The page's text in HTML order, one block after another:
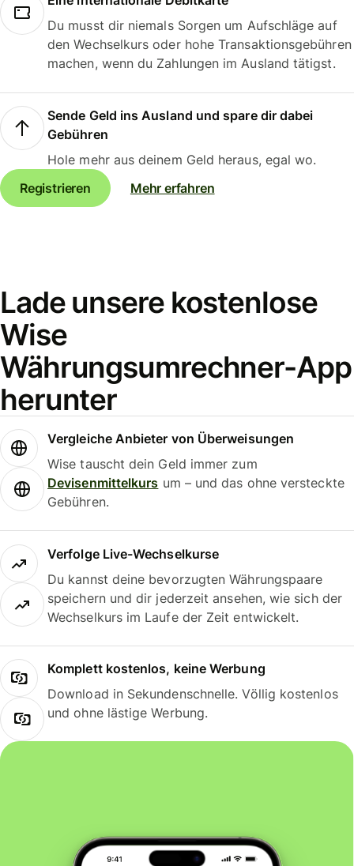
Du musst dir niemals Sorgen um Aufschläge auf
den Wechselkurs oder hohe Transaktionsgebühren
machen, wenn du Zahlungen im Ausland tätigst.
Sende Geld ins Ausland und spare dir dabei
Gebühren
Hole mehr aus deinem Geld heraus, egal wo.
Registrieren
Mehr erfahren
Lade unsere kostenlose
Wise
Währungsumrechner-App
herunter
Vergleiche Anbieter von Überweisungen
Wise tauscht dein Geld immer zum
Devisenmittelkurs um – und das ohne versteckte
Gebühren.
Verfolge Live-Wechselkurse
Du kannst deine bevorzugten Währungspaare
speichern und dir jederzeit ansehen, wie sich der
Wechselkurs im Laufe der Zeit entwickelt.
Komplett kostenlos, keine Werbung
Download in Sekundenschnelle. Völlig kostenlos
und ohne lästige Werbung.